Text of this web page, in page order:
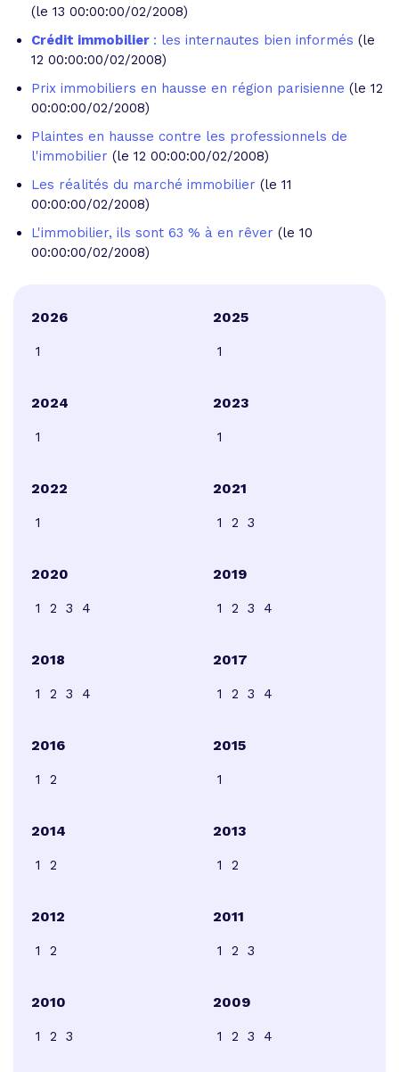
(le 13 00:00:00/02/2008)
Crédit immobilier : les internautes bien informés (le
12 00:00:00/02/2008)
Prix immobiliers en hausse en région parisienne (le 12
00:00:00/02/2008)
Plaintes en hausse contre les professionnels de
l'immobilier (le 12 00:00:00/02/2008)
Les réalités du marché immobilier (le 11
00:00:00/02/2008)
L'immobilier, ils sont 63 % à en rêver (le 10
00:00:00/02/2008)
2026
1
2025
1
2024
1
2023
1
2022
1
2021
1 2 3
2020
1 2 3 4
2019
1 2 3 4
2018
1 2 3 4
2017
1 2 3 4
2016
1 2
2015
1
2014
1 2
2013
1 2
2012
1 2
2011
1 2 3
2010
1 2 3
2009
1 2 3 4